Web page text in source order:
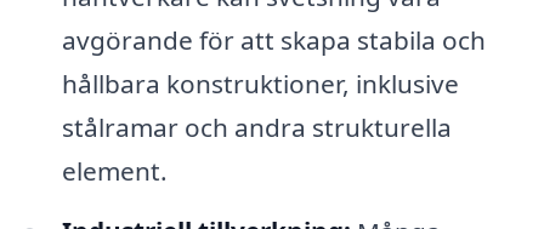
avgörande för att skapa stabila och
hållbara konstruktioner, inklusive
stålramar och andra strukturella
element.